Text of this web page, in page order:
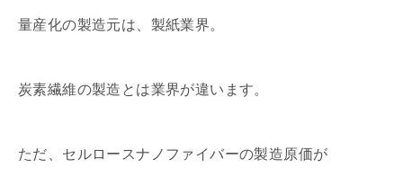
量産化の製造元は、製紙業界。
炭素繊維の製造とは業界が違います。
ただ、セルロースナノファイバーの製造原価が